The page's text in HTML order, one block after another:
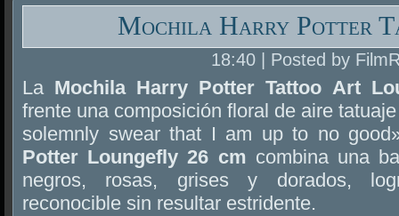
Mochila Harry Potter
18:40 | Posted by
La Mochila Harry Potter Tattoo Art
frente una composición floral de aire
solemnly swear that I am up to no
Potter Loungefly 26 cm combina una
negros, rosas, grises y dorados,
reconocible sin resultar estridente.